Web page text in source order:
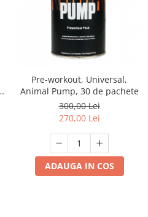
Pre-workout, Universal,
Animal Pump, 30 de pachete
300,00 Lei
270,00 Lei
ADAUGA IN COS